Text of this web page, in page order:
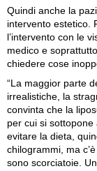
Quindi anche la
intervento estetico.
l’intervento con le
medico e
chiedere cose
“La maggior parte
irrealistiche, la
convinta che la
per cui si
evitare la dieta,
chilogrammi, ma
sono scorciatoie.